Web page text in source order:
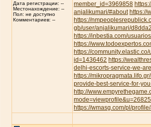
Дата регистрации: --
Местонахождение: --
Пол: не доступно
Комментариев: --
member_id=3969858
anjalikumari/#about https://
https://
gb/user/anjalikumari/
https://inbestia.com/
https://
https://
id=1436462 https://
delhi-escorts-service-we-
https://
provide-best-service-for-
http://
https://wmasg.com/pl/